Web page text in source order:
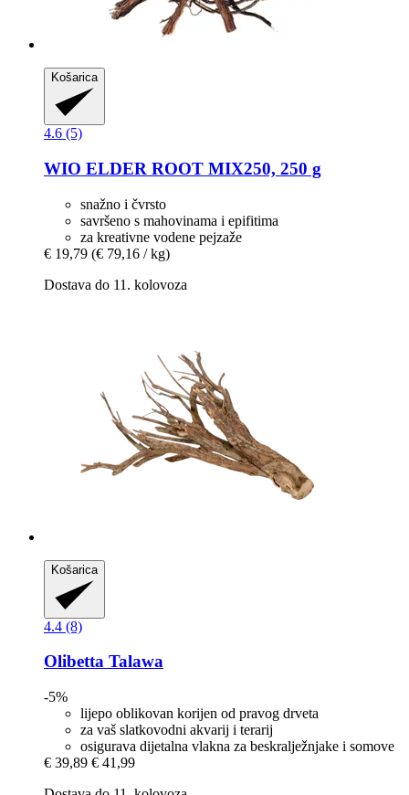
Košarica
4.6 (5)
WIO ELDER ROOT MIX250, 250 g
snažno i čvrsto
savršeno s mahovinama i epifitima
za kreativne vodene pejzaže
€ 19,79 (€ 79,16 / kg)
Dostava do 11. kolovoza
Košarica
4.4 (8)
Olibetta Talawa
-5%
lijepo oblikovan korijen od pravog drveta
za vaš slatkovodni akvarij i terarij
osigurava dijetalna vlakna za beskralježnjake i somove
€ 39,89 € 41,99